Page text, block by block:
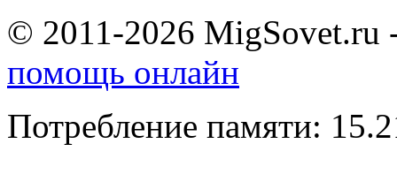
© 2011-2026 MigSovet.ru
помощь онлайн
Потребление памяти: